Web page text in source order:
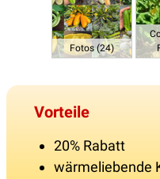
Fotos (24)
Vorteile
20% Rabatt
wärmeliebende